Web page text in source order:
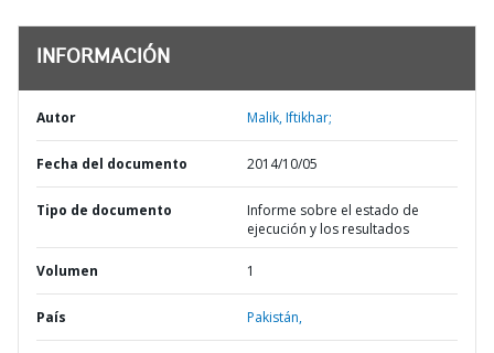
INFORMACIÓN
Autor Malik, Iftikhar;
Fecha del documento 2014/10/05
Tipo de documento
Informe sobre el estado de
ejecución y los resultados
Volumen 1
País Pakistán,